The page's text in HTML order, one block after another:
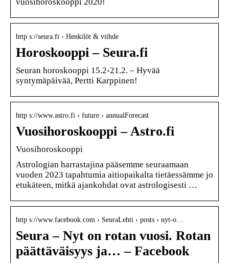
http s://seura.fi › Henkilöt & viihde
Horoskooppi – Seura.fi
Seuran horoskooppi 15.2-21.2. – Hyvää
syntymäpäivää, Pertti Karppinen!
http s://www.astro.fi › future › annualForecast
Vuosihoroskooppi – Astro.fi
Vuosihoroskooppi
Astrologian harrastajina pääsemme seuraamaan
vuoden 2023 tapahtumia aitiopaikalta tietäessämme jo
etukäteen, mitkä ajankohdat ovat astrologisesti …
http s://www.facebook.com › SeuraLehti › posts › nyt-o…
Seura – Nyt on rotan vuosi. Rotan
päättäväisyys ja… – Facebook